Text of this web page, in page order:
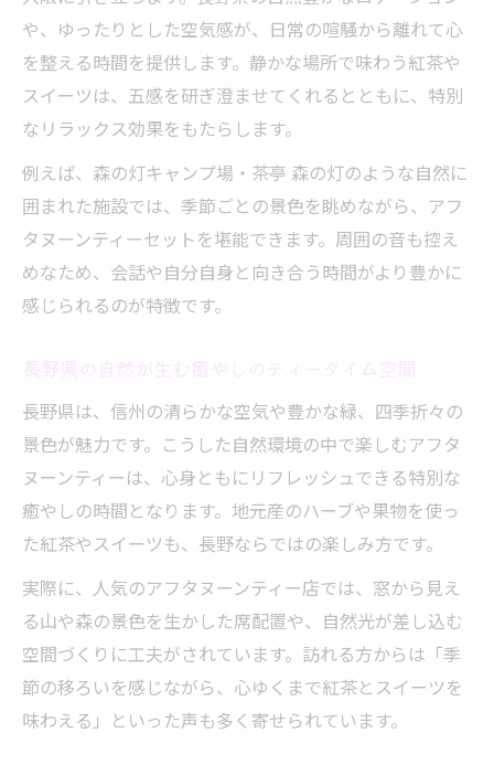
や、ゆったりとした空気感が、日常の喧騒から離れて心
を整える時間を提供します。静かな場所で味わう紅茶や
スイーツは、五感を研ぎ澄ませてくれるとともに、特別
なリラックス効果をもたらします。
例えば、森の灯キャンプ場・茶亭 森の灯のような自然に
囲まれた施設では、季節ごとの景色を眺めながら、アフ
タヌーンティーセットを堪能できます。周囲の音も控え
めなため、会話や自分自身と向き合う時間がより豊かに
感じられるのが特徴です。
長野県は、信州の清らかな空気や豊かな緑、四季折々の
景色が魅力です。こうした自然環境の中で楽しむアフタ
ヌーンティーは、心身ともにリフレッシュできる特別な
癒やしの時間となります。地元産のハーブや果物を使っ
た紅茶やスイーツも、長野ならではの楽しみ方です。
実際に、人気のアフタヌーンティー店では、窓から見え
る山や森の景色を生かした席配置や、自然光が差し込む
空間づくりに工夫がされています。訪れる方からは「季
節の移ろいを感じながら、心ゆくまで紅茶とスイーツを
味わえる」といった声も多く寄せられています。